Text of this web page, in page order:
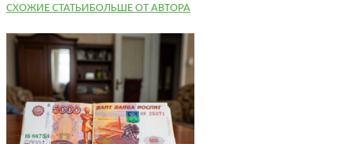
СХОЖИЕ СТАТЬИБОЛЬШЕ ОТ АВТОРА